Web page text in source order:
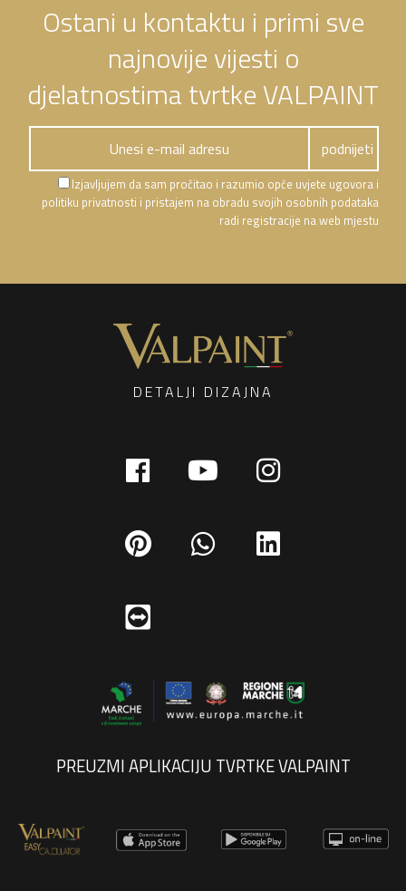
Ostani u kontaktu i primi sve
najnovije vijesti o
djelatnostima tvrtke VALPAINT
Izjavljujem da sam pročitao i razumio opće uvjete ugovora i
politiku privatnosti i pristajem na obradu svojih osobnih podataka
radi registracije na web mjestu
DETALJI DIZAJNA
PREUZMI APLIKACIJU TVRTKE VALPAINT